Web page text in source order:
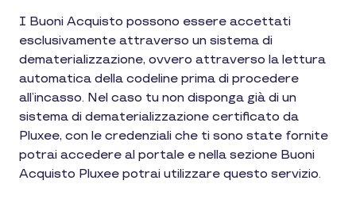
I Buoni Acquisto possono essere accettati
esclusivamente attraverso un sistema di
dematerializzazione, ovvero attraverso la lettura
automatica della codeline prima di procedere
all’incasso. Nel caso tu non disponga già di un
sistema di dematerializzazione certificato da
Pluxee, con le credenziali che ti sono state fornite
potrai accedere al portale e nella sezione Buoni
Acquisto Pluxee potrai utilizzare questo servizio.